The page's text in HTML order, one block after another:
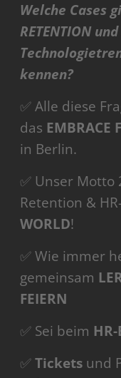
Welche Cases
RETENTION
kennen?
✅ Alle diese
das EMBRACE
in Berlin.
✅ Unser Motto
Retention &
WORLD!
✅ Wie immer
gemeinsam
FEIERN
✅ Sei beim
✅Tickets und